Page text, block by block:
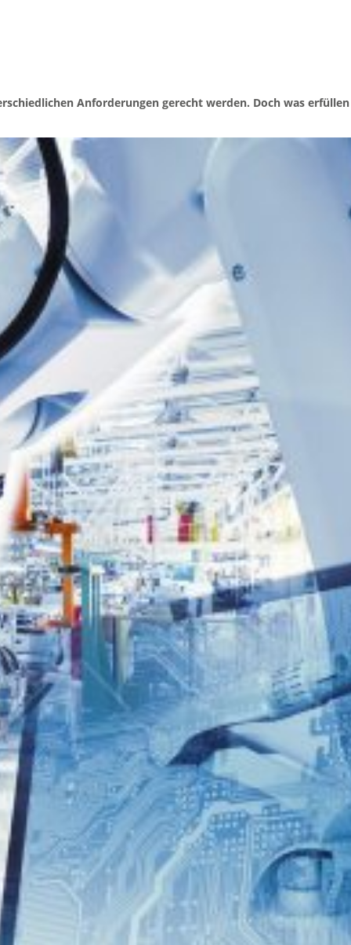
Anforderungen gerecht werden. Doch was